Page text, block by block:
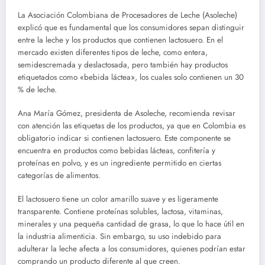
La Asociación Colombiana de Procesadores de Leche (Asoleche)
explicó que es fundamental que los consumidores sepan distinguir
entre la leche y los productos que contienen lactosuero. En el
mercado existen diferentes tipos de leche, como entera,
semidescremada y deslactosada, pero también hay productos
etiquetados como «bebida láctea», los cuales solo contienen un 30
% de leche.
Ana María Gómez, presidenta de Asoleche, recomienda revisar
con atención las etiquetas de los productos, ya que en Colombia es
obligatorio indicar si contienen lactosuero. Este componente se
encuentra en productos como bebidas lácteas, confitería y
proteínas en polvo, y es un ingrediente permitido en ciertas
categorías de alimentos.
El lactosuero tiene un color amarillo suave y es ligeramente
transparente. Contiene proteínas solubles, lactosa, vitaminas,
minerales y una pequeña cantidad de grasa, lo que lo hace útil en
la industria alimenticia. Sin embargo, su uso indebido para
adulterar la leche afecta a los consumidores, quienes podrían estar
comprando un producto diferente al que creen.